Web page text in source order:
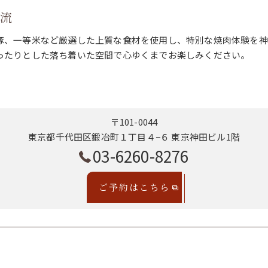
一等米など厳選した上質な食材を使用し、特別な焼肉体験を
りとした落ち着いた空間で心ゆくまでお楽しみください。
〒101-0044
東京都千代田区鍛冶町１丁目４−６ 東京神田ビル1階
03-6260-8276
ご予約はこちら